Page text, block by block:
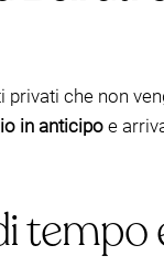
che non
in anticipoe
tempo